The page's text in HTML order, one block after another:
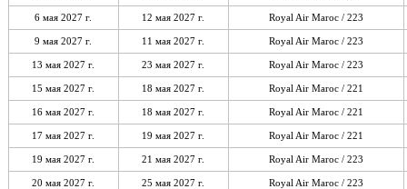
6 мая 2027 г. 12 мая 2027 г. Royal Air Maroc / 223
9 мая 2027 г. 11 мая 2027 г. Royal Air Maroc / 223
13 мая 2027 г. 23 мая 2027 г. Royal Air Maroc / 223
15 мая 2027 г. 18 мая 2027 г. Royal Air Maroc / 221
16 мая 2027 г. 18 мая 2027 г. Royal Air Maroc / 221
17 мая 2027 г. 19 мая 2027 г. Royal Air Maroc / 221
19 мая 2027 г. 21 мая 2027 г. Royal Air Maroc / 223
20 мая 2027 г. 25 мая 2027 г. Royal Air Maroc / 223